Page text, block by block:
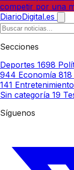
competir por una
DiarioDigital.es
Secciones
Deportes 1698
944 Economía 818
141 Entretenimiento
Sin categoría 19
Síguenos